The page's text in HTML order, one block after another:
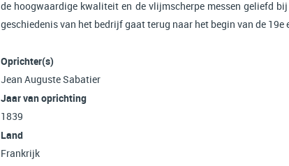
de hoogwaardige kwaliteit en de vlijmscherpe messen geliefd
geschiedenis van het bedrijf gaat terug naar het begin van de 19e
Oprichter(s)
Jean Auguste Sabatier
Jaar van oprichting
1839
Land
Frankrijk